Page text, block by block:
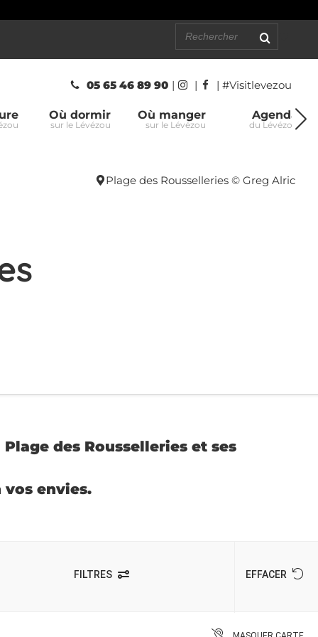
05 65 46 89 90 | | | #Visitlevezou
Où dormir
sur le Lévézou
Où manger
sur le Lévézou
Agenda
du Lévézou
Plage des Rousselleries © Greg Alric
des Rousselleries et ses
envies.
FILTRES EFFACER